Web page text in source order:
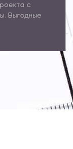
с
Выгодные